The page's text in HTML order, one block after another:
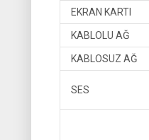
EKRAN KARTI
KABLOLU AĞ
KABLOSUZ AĞ
SES